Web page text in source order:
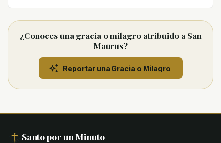
¿Conoces una gracia o milagro atribuido a San
Maurus?
Reportar una Gracia o Milagro
Santo por un Minuto